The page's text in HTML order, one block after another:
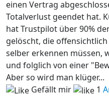
einen Vertrag
Totalverlust geendet hat.
hat Trustpilot über 90%
gelöscht, die
selber erkennen müssen,
und folglich von einer
Aber so wird man klüger...
Gefällt mir
1